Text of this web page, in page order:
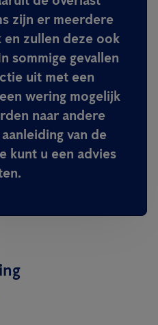
zijn er meerdere
en zullen deze ook
sommige gevallen
uit met een
wering mogelijk
naar andere
van de
kunt u een advies